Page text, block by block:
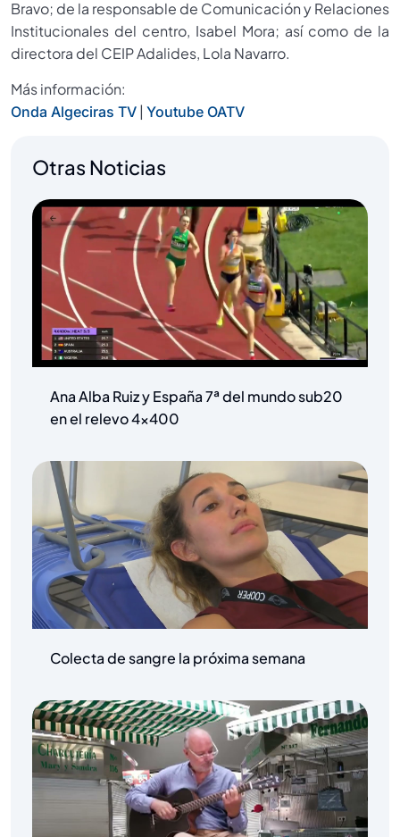
Bravo; de la responsable de Comunicación y Relaciones
Institucionales del centro, Isabel Mora; así como de la
directora del CEIP Adalides, Lola Navarro.
Más información:
Onda Algeciras TV | Youtube OATV
Otras Noticias
Ana Alba Ruiz y España 7ª del mundo sub20
en el relevo 4×400
Colecta de sangre la próxima semana